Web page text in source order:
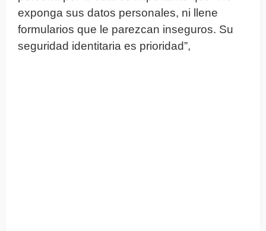
exponga sus datos personales, ni llene
formularios que le parezcan inseguros. Su
seguridad identitaria es prioridad”,